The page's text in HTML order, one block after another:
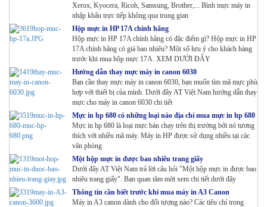
Xerox, Kyocera, Ricoh, Samsung, Brother,... Bình mực máy in
nhập khẩu trực tiếp không qua trung gian
Hộp mực in HP 17A chính hãng
Hộp mực in HP 17A chính hãng có đặc điểm gì? Hộp mực in HP
17A chính hãng có giá bao nhiêu? Một số lưu ý cho khách hàng
trước khi mua hộp mực 17A. XEM DƯỚI ĐÂY
Hướng dẫn thay mực máy in canon 6030
Bạn cần thay mực máy in canon 6030, bạn muốn tìm mã mực phù
hợp với thiết bị của mình. Dưới đây AT Việt Nam hướng dẫn thay
mực cho máy in canon 6030 chi tiết
Mực in hp 680 có những loại nào địa chỉ mua mực in hp 680
Mực in hp 680 là loại mực bán chạy trên thị trường bởi nó tương
thích với nhiều mã máy. Máy in HP được sử dụng nhiều tại các
văn phòng
Một hộp mực in được bao nhiêu trang giấy
Dưới đây AT Việt Nam trả lời câu hỏi "Một hộp mực in được bao
nhiêu trang giấy". Bạn quan tâm mời xem chi tiết dưới đây
Thông tin cần biết trước khi mua máy in A3 Canon
Máy in A3 canon dành cho đối tượng nào? Các tiêu chí trong